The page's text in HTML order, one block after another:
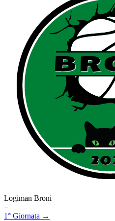
Logiman Broni
–
1° Giornata →